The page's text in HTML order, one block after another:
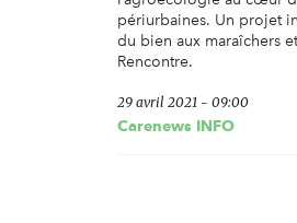
périurbaines. Un projet
du bien aux maraîchers
Rencontre.
29 avril 2021 - 09:00
Carenews INFO